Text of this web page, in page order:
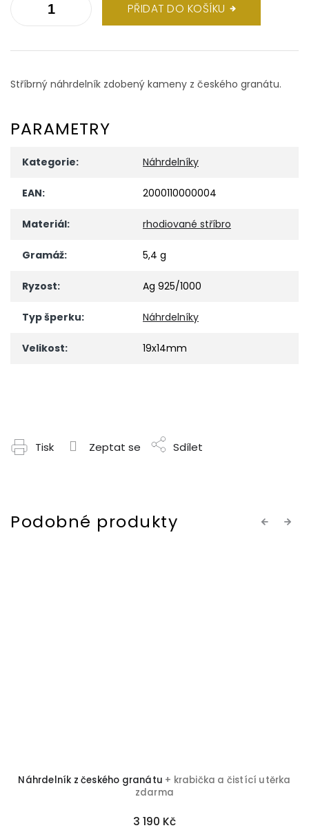
PŘIDAT DO KOŠÍKU
Stříbrný náhrdelník zdobený kameny z českého granátu.
PARAMETRY
Kategorie: Náhrdelníky
EAN: 2000110000004
Materiál: rhodiované stříbro
Gramáž: 5,4 g
Ryzost: Ag 925/1000
Typ šperku: Náhrdelníky
Velikost: 19x14mm
Tisk Zeptat se Sdílet
Previous
Náhrdelník z českého granátu + krabička a čistící utěrka
zdarma
3 190 Kč
Next